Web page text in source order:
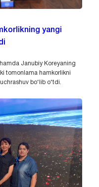
yangi
Janubiy Koreyaning
tomonlama hamkorlikni
bo‘lib o‘tdi.